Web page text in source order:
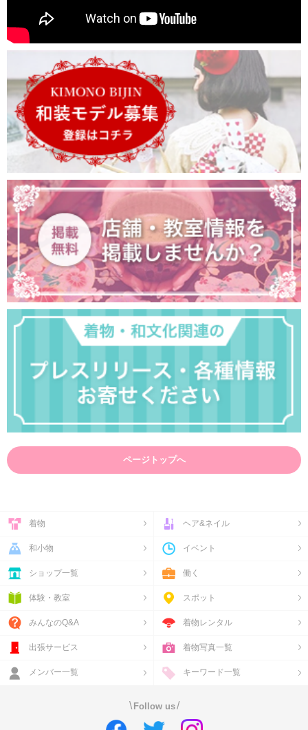
ページトップへ
着物 ヘア&ネイル
和小物 イベント
ショップ一覧 働く
体験・教室 スポット
みんなのQ&A 着物レンタル
出張サービス 着物写真一覧
メンバー一覧 キーワード一覧
\ Follow us/